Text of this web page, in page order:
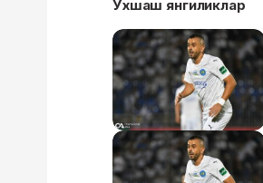
Ўхшаш янгиликлар